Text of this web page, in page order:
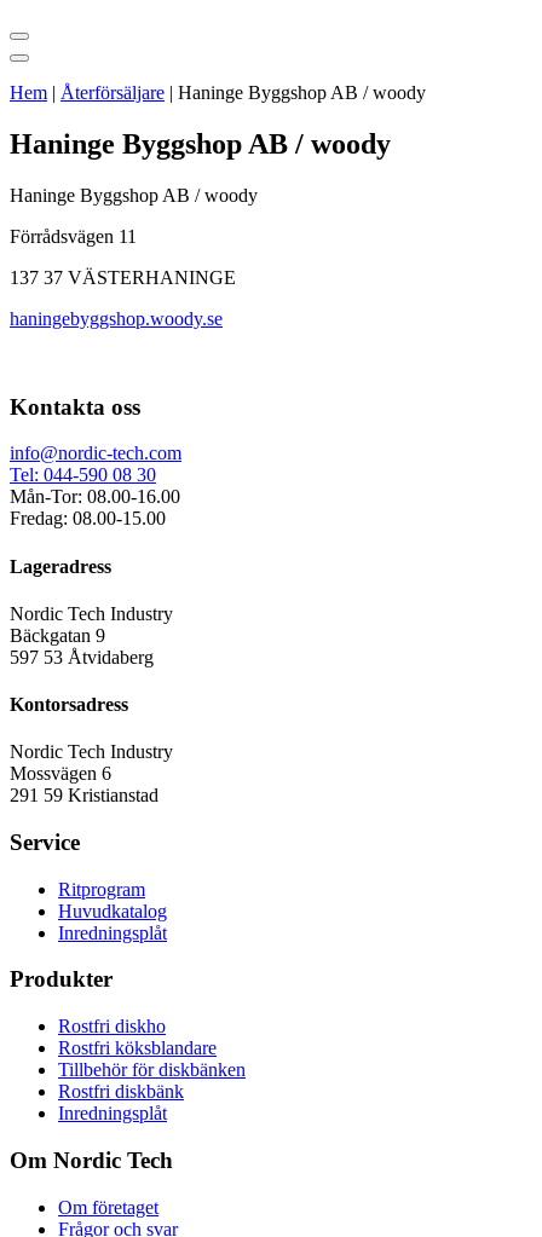
Hem | Återförsäljare | Haninge Byggshop AB / woody
Haninge Byggshop AB / woody
Haninge Byggshop AB / woody
Förrådsvägen 11
137 37 VÄSTERHANINGE
haningebyggshop.woody.se
Kontakta oss
info@nordic-tech.com
Tel: 044-590 08 30
Mån-Tor: 08.00-16.00
Fredag: 08.00-15.00
Lageradress
Nordic Tech Industry
Bäckgatan 9
597 53 Åtvidaberg
Kontorsadress
Nordic Tech Industry
Mossvägen 6
291 59 Kristianstad
Service
Ritprogram
Huvudkatalog
Inredningsplåt
Produkter
Rostfri diskho
Rostfri köksblandare
Tillbehör för diskbänken
Rostfri diskbänk
Inredningsplåt
Om Nordic Tech
Om företaget
Frågor och svar